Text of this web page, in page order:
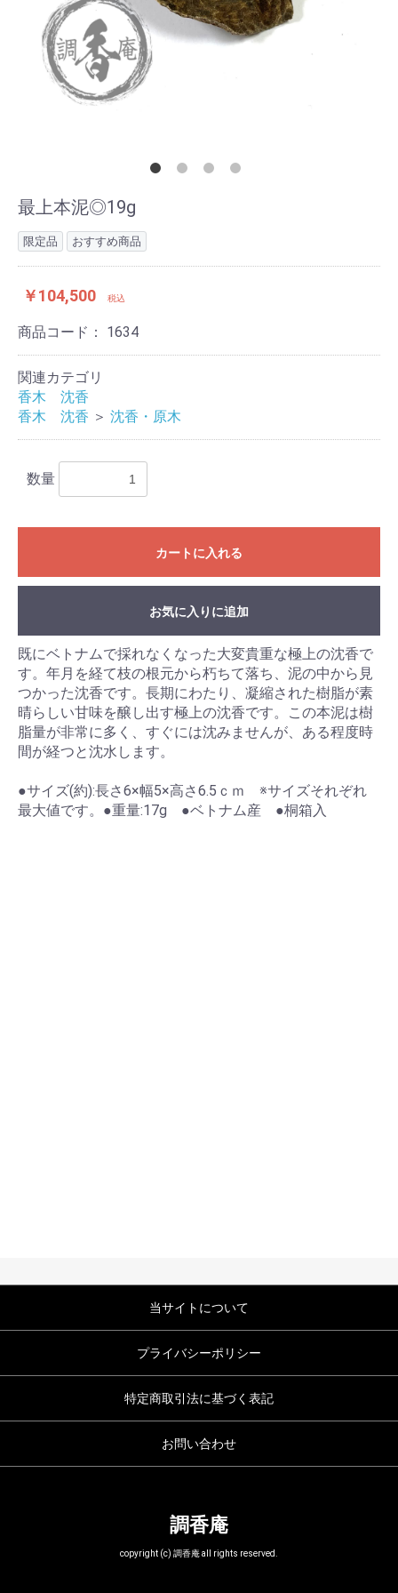
最上本泥◎19g
限定品 おすすめ商品
￥104,500 税込
商品コード： 1634
関連カテゴリ
香木 沈香
香木 沈香 ＞ 沈香・原木
数量
カートに入れる
お気に入りに追加
既にベトナムで採れなくなった大変貴重な極上の沈香で
す。年月を経て枝の根元から朽ちて落ち、泥の中から見
つかった沈香です。長期にわたり、凝縮された樹脂が素
晴らしい甘味を醸し出す極上の沈香です。この本泥は樹
脂量が非常に多く、すぐには沈みませんが、ある程度時
間が経つと沈水します。
●サイズ(約):長さ6×幅5×高さ6.5ｃｍ ※サイズそれぞれ
最大値です。●重量:17g ●ベトナム産 ●桐箱入
当サイトについて
プライバシーポリシー
特定商取引法に基づく表記
お問い合わせ
調香庵
copyright (c) 調香庵 all rights reserved.